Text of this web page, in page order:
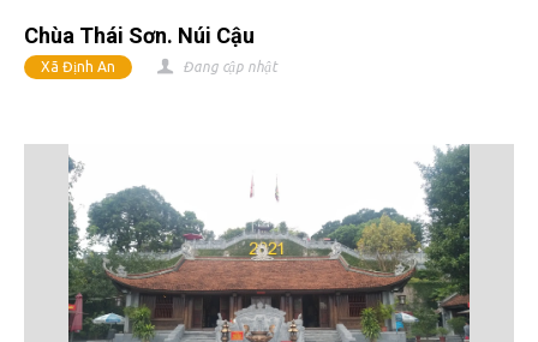
Chùa Thái Sơn. Núi Cậu
Xã Định An Đang cập nhật